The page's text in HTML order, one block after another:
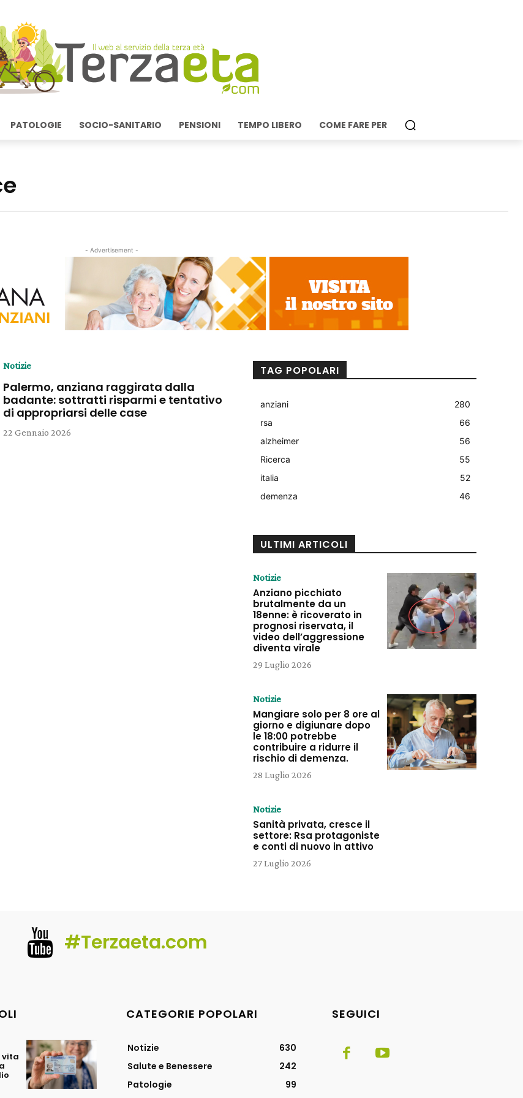
PATOLOGIE SOCIO-SANITARIO PENSIONI TEMPO LIBERO COME FARE PER
- Advertisement -
Notizie
Palermo, anziana raggirata dalla
badante: sottratti risparmi e tentativo
di appropriarsi delle case
22 Gennaio 2026
TAG POPOLARI
anziani
280
rsa
66
alzheimer
56
Ricerca
55
italia
52
demenza
46
ULTIMI ARTICOLI
Notizie
Anziano picchiato
brutalmente da un
18enne: è ricoverato in
prognosi riservata, il
video dell’aggressione
diventa virale
29 Luglio 2026
Notizie
Mangiare solo per 8 ore al
giorno e digiunare dopo
le 18:00 potrebbe
contribuire a ridurre il
rischio di demenza.
28 Luglio 2026
Notizie
Sanità privata, cresce il
settore: Rsa protagoniste
e conti di nuovo in attivo
27 Luglio 2026
#Terzaeta.com
vita
CATEGORIE POPOLARI
Notizie
630
Salute e Benessere
242
Patologie
99
SEGUICI